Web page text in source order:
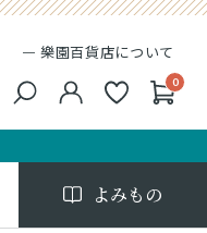
樂園百貨店について
0
よみもの